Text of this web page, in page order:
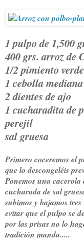
1 pulpo de 1,500
400 grs. arroz de
1/2 pimiento verde
1 cebolla mediana
2 dientes de ajo
1 cucharadita de
perejil
sal gruesa
Primero coceremos el
que lo descongeléis
Ponemos una
cucharada de sal
subimos y bajamos
evitar que el pulpo se
por las prisas no lo
tradición manda.....